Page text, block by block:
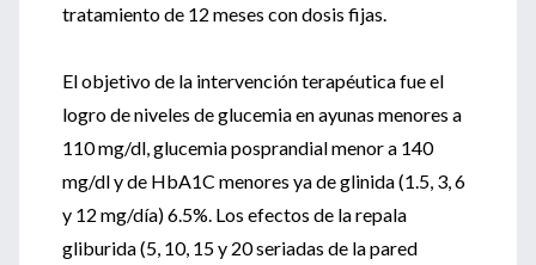
tratamiento de 12 meses con dosis fijas.
El objetivo de la intervención terapéutica fue el
logro de niveles de glucemia en ayunas menores a
110 mg/dl, glucemia posprandial menor a 140
mg/dl y de HbA1C menores ya de glinida (1.5, 3, 6
y 12 mg/día) 6.5%. Los efectos de la repala
gliburida (5, 10, 15 y 20 seriadas de la pared